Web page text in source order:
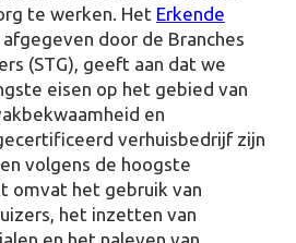
te werken. Het Erkende
, afgegeven door de Branches
(STG), geeft aan dat we
eisen op het gebied van
en
verhuisbedrijf zijn
volgens de hoogste
omvat het gebruik van
het inzetten van